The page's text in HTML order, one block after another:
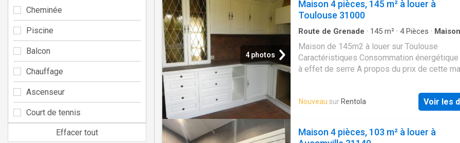
4 photos
Maison 4 pièces, 145 m² à louer à
Toulouse 31000
Route de Grenade · 145 m² · 4Pièces · Maison
Maison de 145m2 à louer sur Toulouse
Caractéristiques Consommation
à effet de serre A propos du prix de cette
Nouveau sur Rentola Voir les
Maison 4 pièces, 103 m² à louer à
Cheminée
Piscine
Balcon
Chauffage
Ascenseur
Court de tennis
Effacer tout